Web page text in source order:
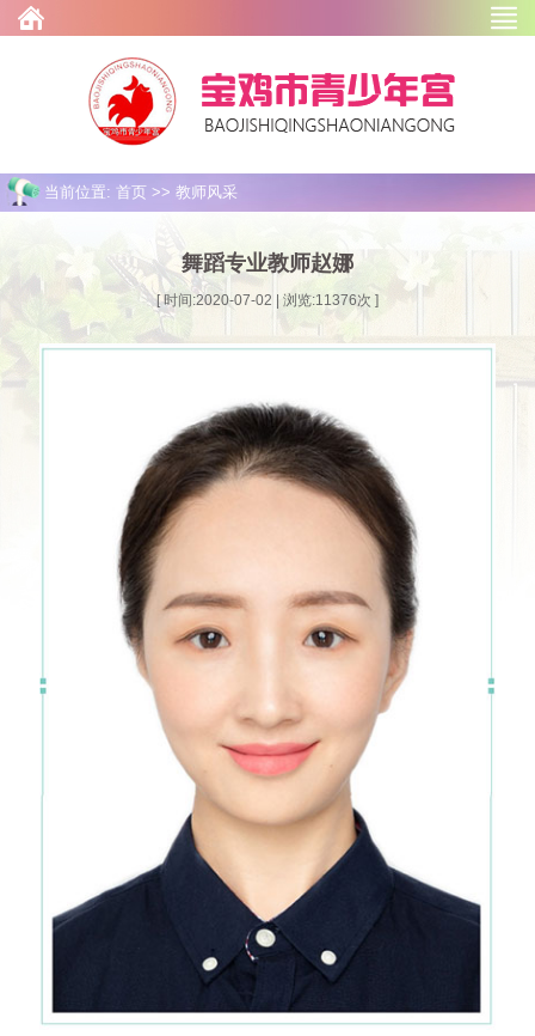
当前位置: 首页 >> 教师风采
舞蹈专业教师赵娜
[ 时间:2020-07-02 | 浏览:11376次 ]